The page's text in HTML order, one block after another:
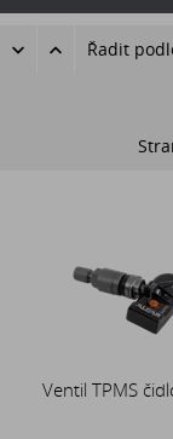
Řadit
Ventil TPMS